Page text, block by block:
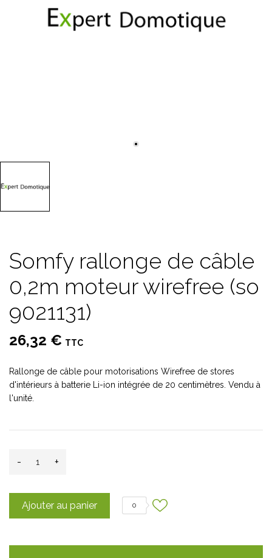
Somfy rallonge de câble
0,2m moteur wirefree (so
9021131)
26,32 € TTC
Rallonge de câble pour motorisations Wirefree de stores
d'intérieurs à batterie Li-ion intégrée de 20 centimètres. Vendu à
l'unité.
- +
Ajouter au panier 0